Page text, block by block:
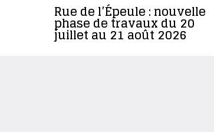
Rue de l’Épeule : nouvelle
phase de travaux du 20
juillet au 21 août 2026